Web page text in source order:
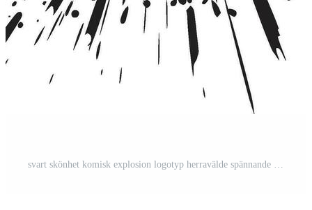
svart skönhet komisk explosion logotyp herravälde spännande explosion svart vektor ikon Pro Vektor